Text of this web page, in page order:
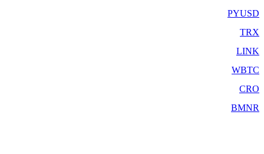
PYUSD
TRX
LINK
WBTC
CRO
BMNR